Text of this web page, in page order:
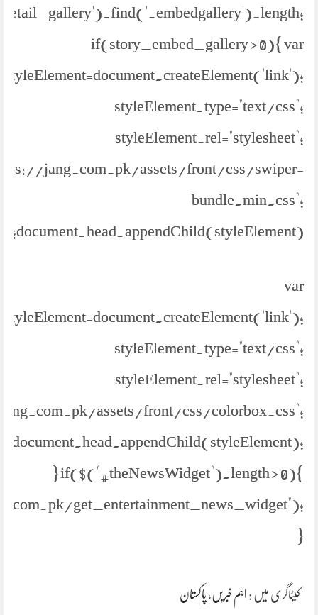
if(story_embed_gallery > 0){ var
styleElement=document.createElement('link');
styleElement.type="text/css";
styleElement.rel="stylesheet";
jang.com.pk/assets/front/css/swiper-
bundle.min.css";
document.head.appendChild(styleElement);
var
styleElement=document.createElement('link');
styleElement.type="text/css";
styleElement.rel="stylesheet";
assets/front/css/colorbox.css";
document.head.appendChild(styleElement);
} if($("#theNewsWidget").length > 0){
get_entertainment_news_widget");
}
کیٹاگری میں : اہم خبریں ، پاکستان